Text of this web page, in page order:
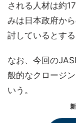
される人材は約
みは日本政府か
討しているとする
なお、今回の
般的なクロージ
いう。